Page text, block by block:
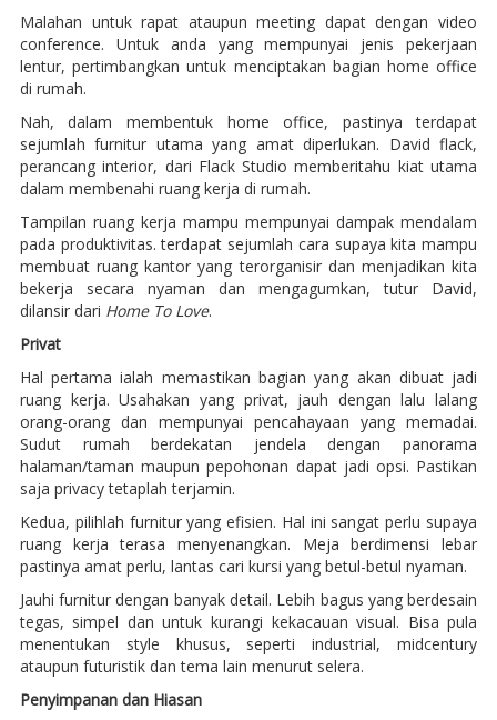
Malahan untuk rapat ataupun meeting dapat dengan video
conference. Untuk anda yang mempunyai jenis pekerjaan
lentur, pertimbangkan untuk menciptakan bagian home office
di rumah.
Nah, dalam membentuk home office, pastinya terdapat
sejumlah furnitur utama yang amat diperlukan. David flack,
perancang interior, dari Flack Studio memberitahu kiat utama
dalam membenahi ruang kerja di rumah.
Tampilan ruang kerja mampu mempunyai dampak mendalam
pada produktivitas. terdapat sejumlah cara supaya kita mampu
membuat ruang kantor yang terorganisir dan menjadikan kita
bekerja secara nyaman dan mengagumkan, tutur David,
dilansir dari Home To Love.
Privat
Hal pertama ialah memastikan bagian yang akan dibuat jadi
ruang kerja. Usahakan yang privat, jauh dengan lalu lalang
orang-orang dan mempunyai pencahayaan yang memadai.
Sudut rumah berdekatan jendela dengan panorama
halaman/taman maupun pepohonan dapat jadi opsi. Pastikan
saja privacy tetaplah terjamin.
Kedua, pilihlah furnitur yang efisien. Hal ini sangat perlu supaya
ruang kerja terasa menyenangkan. Meja berdimensi lebar
pastinya amat perlu, lantas cari kursi yang betul-betul nyaman.
Jauhi furnitur dengan banyak detail. Lebih bagus yang berdesain
tegas, simpel dan untuk kurangi kekacauan visual. Bisa pula
menentukan style khusus, seperti industrial, midcentury
ataupun futuristik dan tema lain menurut selera.
Penyimpanan dan Hiasan